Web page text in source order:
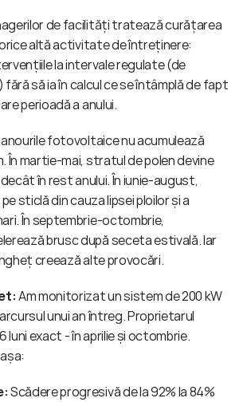
de facilități tratează curățarea
altă activitate de întreținere:
la intervale regulate (de
fără să ia în calcul ce se întâmplă de fapt
perioadă a anului.
fotovoltaice nu acumulează
În martie-mai, stratul de polen devine
în rest anului. În iunie-august,
sticlă din cauza lipsei ploilor și a
În septembrie-octombrie,
brusc după seceta estivală. Iar
creează alte provocări.
Am monitorizat un sistem de 200 kW
unui an întreg. Proprietarul
luni exact - în aprilie și octombrie.
Scădere progresivă de la 92% la 84%